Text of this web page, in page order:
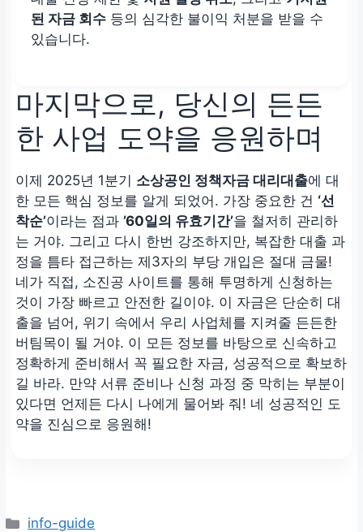
된 자금 회수 등의 심각한 불이익 처분을 받을 수
있습니다.
마지막으로, 당신의 든든
한 사업 도약을 응원하며
이제 2025년 1분기 소상공인 정책자금 대리대출에 대
한 모든 핵심 정보를 알게 되었어. 가장 중요한 건 ‘선
착순’이라는 점과 ’60일의 유효기간’을 철저히 관리하
는 거야. 그리고 다시 한번 강조하지만, 복잡한 대출 과
정을 틈타 접근하는 제3자의 부당 개입은 절대 금물!
네가 직접, 소진공 사이트를 통해 투명하게 신청하는
것이 가장 빠르고 안전한 길이야. 이 자금은 단순히 대
출을 넘어, 위기 속에서 우리 사업체를 지켜줄 든든한
버팀목이 될 거야. 이 모든 정보를 바탕으로 신속하고
정확하게 준비해서 꼭 필요한 자금, 성공적으로 확보하
길 바라. 만약 서류 준비나 신청 과정 중 막히는 부분이
있다면 언제든 다시 나에게 물어봐 줘! 네 성공적인 도
약을 진심으로 응원해!
카
info-guide